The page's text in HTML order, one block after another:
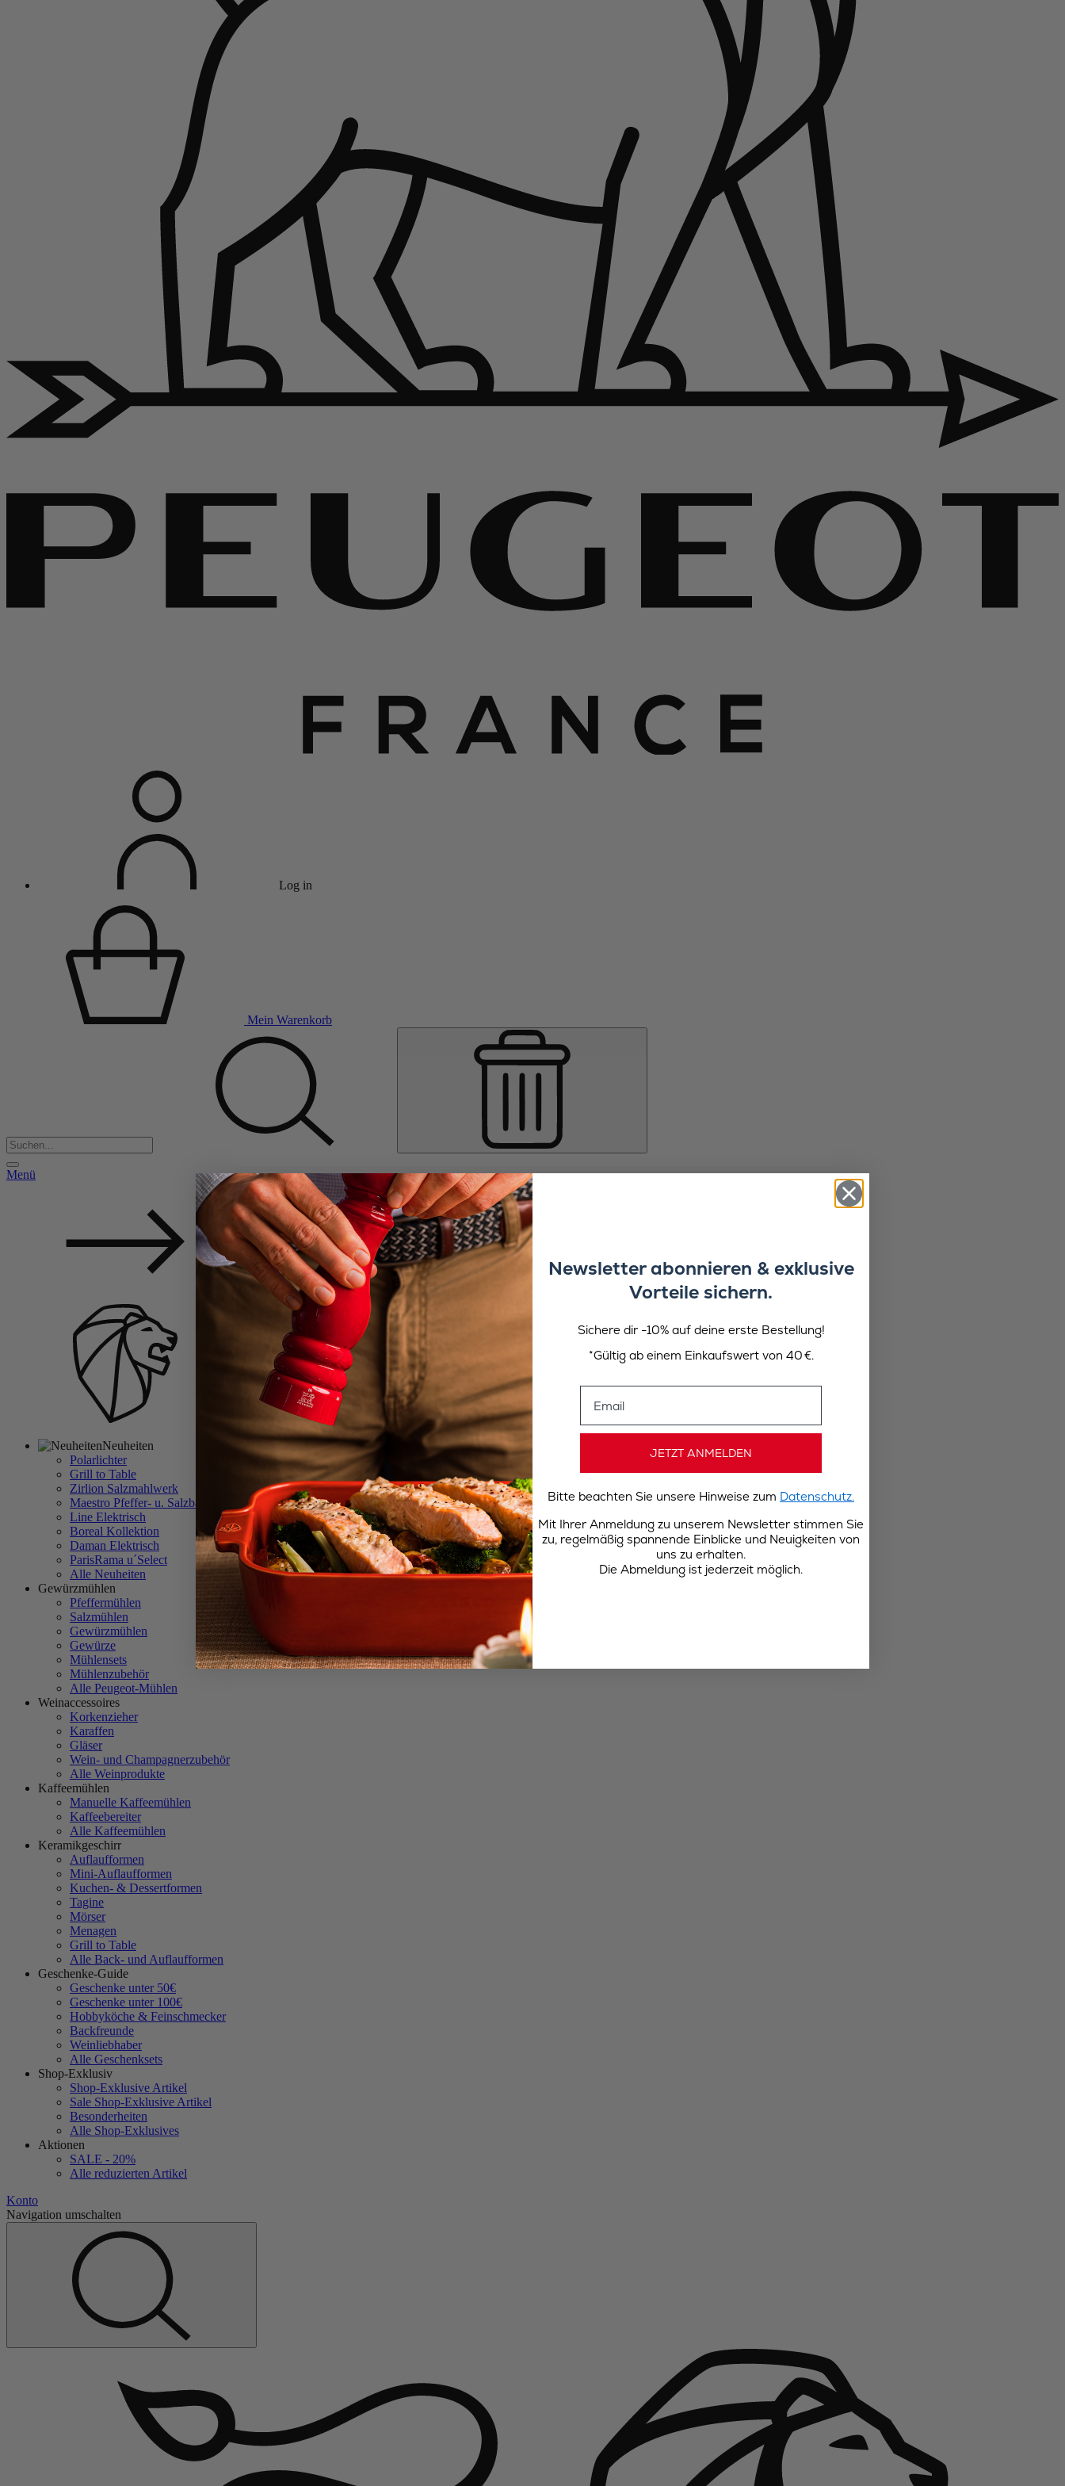
Log in
Mein Warenkorb
Menü
Neuheiten
Polarlichter
Grill to Table
Zirlion Salzmahlwerk
Maestro Pfeffer- u. Salzbar
Line Elektrisch
Boreal Kollektion
Daman Elektrisch
ParisRama u´Select
Alle Neuheiten
Gewürzmühlen
Pfeffermühlen
Salzmühlen
Gewürzmühlen
Gewürze
Mühlensets
Mühlenzubehör
Alle Peugeot-Mühlen
Weinaccessoires
Korkenzieher
Karaffen
Gläser
Wein- und Champagnerzubehör
Alle Weinprodukte
Kaffeemühlen
Manuelle Kaffeemühlen
Kaffeebereiter
Alle Kaffeemühlen
Keramikgeschirr
Auflaufformen
Mini-Auflaufformen
Kuchen- & Dessertformen
Tagine
Mörser
Menagen
Grill to Table
Alle Back- und Auflaufformen
Geschenke-Guide
Geschenke unter 50€
Geschenke unter 100€
Hobbyköche & Feinschmecker
Backfreunde
Weinliebhaber
Alle Geschenksets
Shop-Exklusiv
Shop-Exklusive Artikel
Sale Shop-Exklusive Artikel
Besonderheiten
Alle Shop-Exklusives
Aktionen
SALE - 20%
Alle reduzierten Artikel
Konto
Navigation umschalten
Newsletter abonnieren & exklusive
Vorteile sichern.
Sichere dir -10% auf deine erste Bestellung!
*Gültig ab einem Einkaufswert von 40 €.
JETZT ANMELDEN
Bitte beachten Sie unsere Hinweise zum Datenschutz.
Mit Ihrer Anmeldung zu unserem Newsletter stimmen Sie
zu, regelmäßig spannende Einblicke und Neuigkeiten von
uns zu erhalten.
Die Abmeldung ist jederzeit möglich.